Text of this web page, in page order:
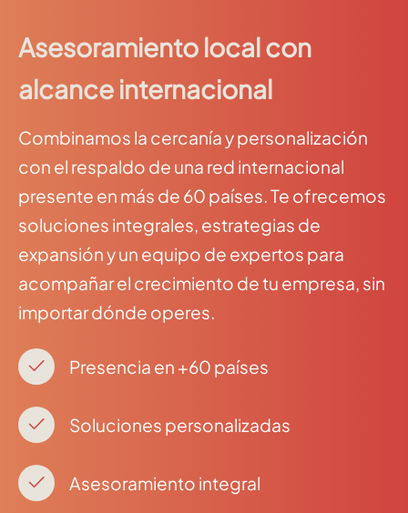
Asesoramiento local con
alcance internacional
Combinamos la cercanía y personalización
con el respaldo de una red internacional
presente en más de 60 países. Te ofrecemos
soluciones integrales, estrategias de
expansión y un equipo de expertos para
acompañar el crecimiento de tu empresa, sin
importar dónde operes.
Presencia en +60 países
Soluciones personalizadas
Asesoramiento integral